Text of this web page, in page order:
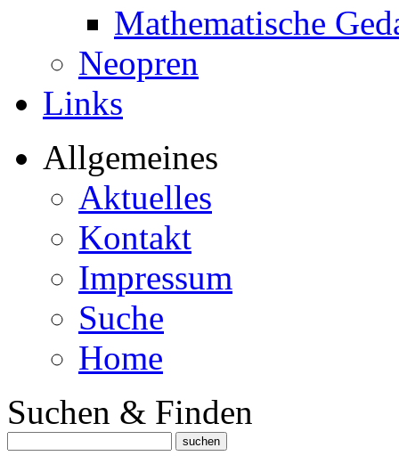
Mathematische
Neopren
Links
Allgemeines
Aktuelles
Kontakt
Impressum
Suche
Home
Suchen & Finden